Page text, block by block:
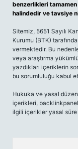
benzerlikleri
halindedir ve tavsiye
Sitemiz, 5651 Sayılı
Kurumu (BTK)
vermektedir. Bu
veya araştırma
yazdıkları içeriklerin
bu sorumluluğu kabul
Hukuka ve yasal
içerikleri,
ilgili içerikler yasal süre